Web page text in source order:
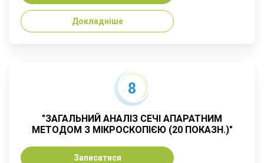
Докладніше
8
"ЗАГАЛЬНИЙ АНАЛІЗ СЕЧІ АПАРАТНИМ
МЕТОДОМ З МІКРОСКОПІЄЮ (20 ПОКАЗН.)"
Записатися